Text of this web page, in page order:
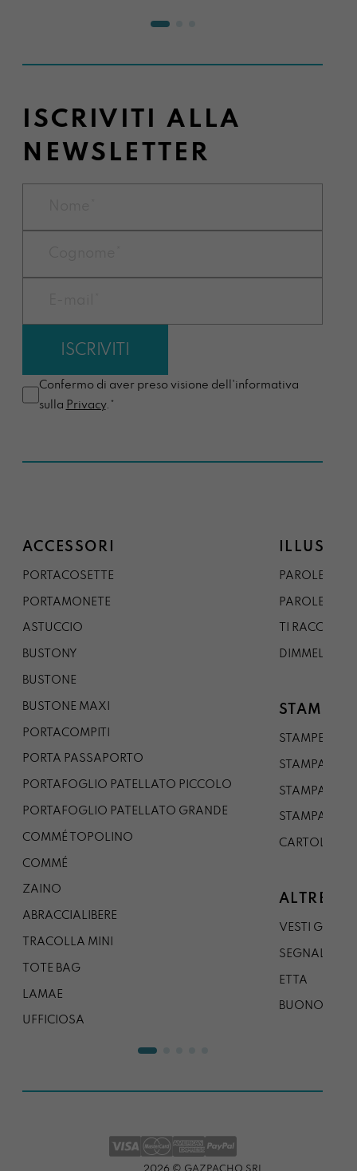
ISCRIVITI ALLA
NEWSLETTER
Confermo di aver preso visione dell'informativa
sulla Privacy.*
ACCESSORI
PORTACOSETTE
PORTAMONETE
ASTUCCIO
BUSTONY
BUSTONE
BUSTONE MAXI
PORTACOMPITI
PORTA PASSAPORTO
PORTAFOGLIO PATELLATO PICCOLO
PORTAFOGLIO PATELLATO GRANDE
COMMÉ TOPOLINO
COMMÉ
ZAINO
ABRACCIALIBERE
TRACOLLA MINI
TOTE BAG
LAMAE
UFFICIOSA
PAROLE DAL
PAROLE DA
TI
DIMMELO
STAMPE
STAMPE A5
STAMPA A3
STAMPA A1
STAMPA A0
CARTOLINA
ALTRE
VESTI
SEGNALIBRO
ETTA
BUONO